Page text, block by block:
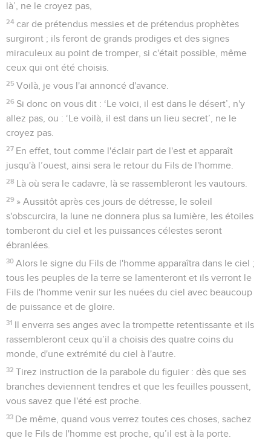
là’, ne le croyez pas,
24 car de prétendus messies et de prétendus prophètes
surgiront ; ils feront de grands prodiges et des signes
miraculeux au point de tromper, si c'était possible, même
ceux qui ont été choisis.
25 Voilà, je vous l'ai annoncé d'avance.
26 Si donc on vous dit : ‘Le voici, il est dans le désert’, n'y
allez pas, ou : ‘Le voilà, il est dans un lieu secret’, ne le
croyez pas.
27 En effet, tout comme l'éclair part de l'est et apparaît
jusqu'à l’ouest, ainsi sera le retour du Fils de l'homme.
28 Là où sera le cadavre, là se rassembleront les vautours.
29 » Aussitôt après ces jours de détresse, le soleil
s'obscurcira, la lune ne donnera plus sa lumière, les étoiles
tomberont du ciel et les puissances célestes seront
ébranlées.
30 Alors le signe du Fils de l'homme apparaîtra dans le ciel ;
tous les peuples de la terre se lamenteront et ils verront le
Fils de l'homme venir sur les nuées du ciel avec beaucoup
de puissance et de gloire.
31 Il enverra ses anges avec la trompette retentissante et ils
rassembleront ceux qu’il a choisis des quatre coins du
monde, d'une extrémité du ciel à l'autre.
32 Tirez instruction de la parabole du figuier : dès que ses
branches deviennent tendres et que les feuilles poussent,
vous savez que l'été est proche.
33 De même, quand vous verrez toutes ces choses, sachez
que le Fils de l'homme est proche, qu’il est à la porte.